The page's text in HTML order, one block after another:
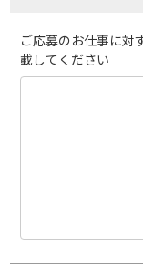
ご応募のお仕事に対
載してください